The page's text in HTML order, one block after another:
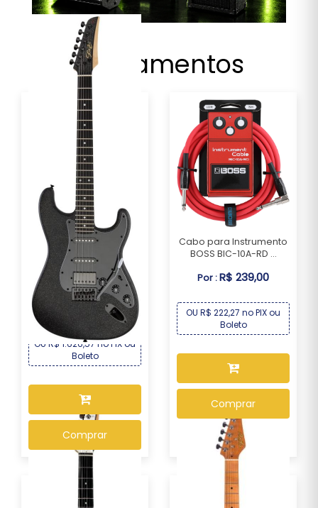
Lançamentos
Guitarra Seizi Fun Katana
Musashi HSS ...
Por : R$ 1.749,00
OU R$ 1.626,57 no PIX ou
Boleto
Comprar
Cabo para Instrumento
BOSS BIC-10A-RD ...
Por :R$ 239,00
OU R$ 222,27 no PIX ou
Boleto
Comprar